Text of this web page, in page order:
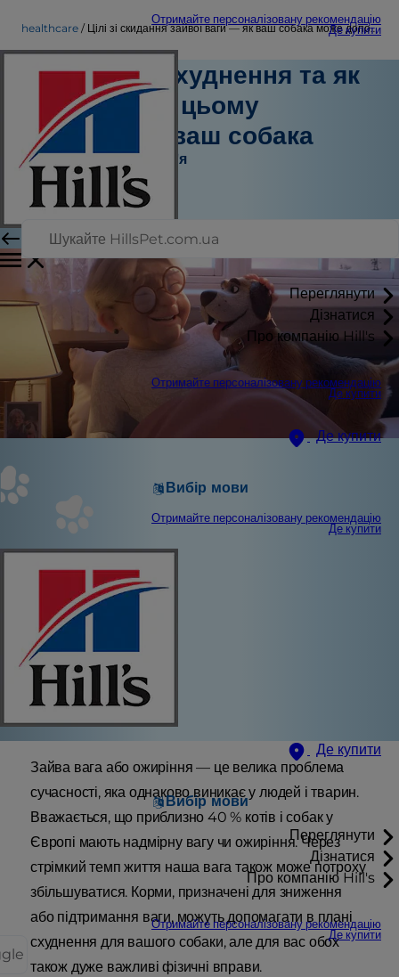
Отримайте персоналізовану рекомендацію
Де купити
Переглянути
Дізнатися
Про компанію Hill's
Отримайте персоналізовану рекомендацію
Де купити
Де купити
Вибір мови
Отримайте персоналізовану рекомендацію
Де купити
Де купити
Вибір мови
Переглянути
Дізнатися
Про компанію Hill's
Отримайте персоналізовану рекомендацію
Де купити
healthcare Цілі зі скидання зайвої ваги — як ваш собака може допомогти
Цілі щодо схуднення та як
вам може в цьому
допомогти ваш собака
Турбота про здоров'я
Штатний автор
|
Зайва вага або ожиріння — це велика проблема
сучасності, яка однаково виникає у людей і тварин.
Вважається, що приблизно 40 % котів і собак у
Європі мають надмірну вагу чи ожиріння. Через
стрімкий темп життя наша вага також може потроху
збільшуватися. Корми, призначені для зниження
або підтримання ваги, можуть допомагати в плані
схуднення для вашого собаки, але для вас обох
також дуже важливі фізичні вправи.